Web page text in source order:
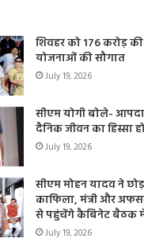
शिवहर को 176 करोड़
योजनाओं की सौगात
July 19, 2026
सीएम योगी बोले- आपदा
दैनिक जीवन का हिस्सा
July 19, 2026
सीएम मोहन यादव ने
काफिला, मंत्री और
से पहुंचेंगे कैबिनेट बैठक
July 19, 2026